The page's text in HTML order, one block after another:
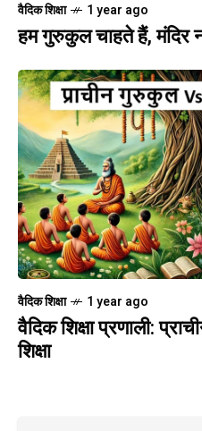
वैदिक शिक्षा 1 year ago
हम गुरुकुल चाहते हैं, मंदिर
वैदिक शिक्षा 1 year ago
वैदिक शिक्षा प्रणाली:
शिक्षा